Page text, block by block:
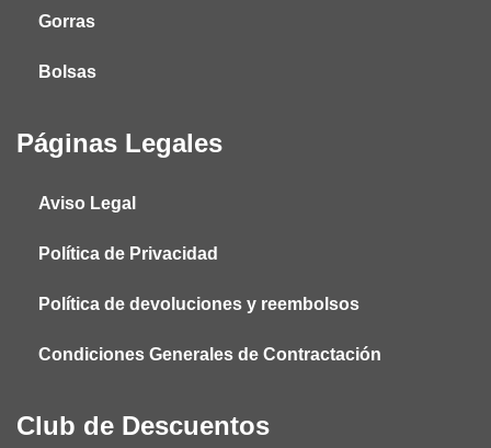
Gorras
Bolsas
Páginas Legales
Aviso Legal
Política de Privacidad
Política de devoluciones y reembolsos
Condiciones Generales de Contractación
Club de Descuentos